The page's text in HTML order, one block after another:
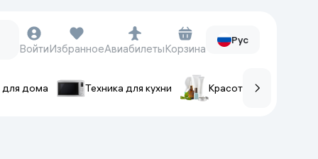
ВойтиИзбранноеАвиабилетыКорзина
Рус
для дома Техника для кухни Красота и уход